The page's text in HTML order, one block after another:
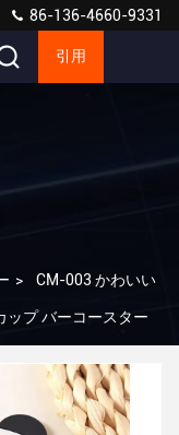
86-136-4660-9331
引用
> CM-003 かわいい
ップ バーコースター